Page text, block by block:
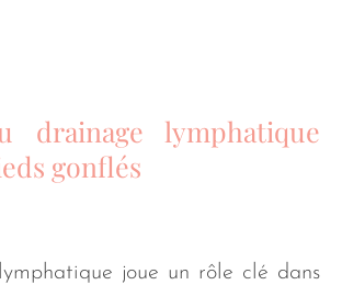
drainage lymphatique
gonflés
joue un rôle clé dans